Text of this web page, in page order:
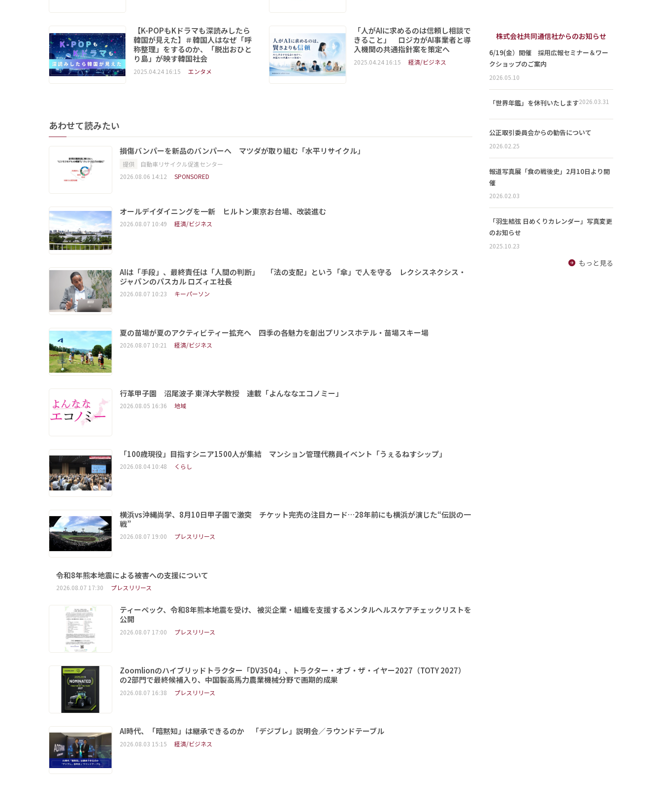
【K-POPもKドラマも深読みしたら
韓国が見えた】＃韓国人はなぜ「呼
称整理」をするのか、「脱出おひと
り島」が映す韓国社会
2025.04.24 16:15 エンタメ
「人がAIに求めるのは信頼し相談で
きること」 ロジカがAI事業者と導
入機関の共通指針案を策定へ
2025.04.24 16:15 経済/ビジネス
あわせて読みたい
損傷バンパーを新品のバンパーへ マツダが取り組む「水平リサイクル」
提供
自動車リサイクル促進センター
2026.08.06 14:12
SPONSORED
オールデイダイニングを一新 ヒルトン東京お台場、改装進む
2026.08.07 10:49 経済/ビジネス
AIは「手段」、最終責任は「人間の判断」 「法の支配」という「傘」で人を守る レクシスネクシス・
ジャパンのパスカル ロズィエ社長
2026.08.07 10:23 キーパーソン
夏の苗場が夏のアクティビティー拡充へ 四季の各魅力を創出プリンスホテル・苗場スキー場
2026.08.07 10:21 経済/ビジネス
行革甲子園 沼尾波子 東洋大学教授 連載「よんななエコノミー」
2026.08.05 16:36 地域
「100歳現役」目指すシニア1500人が集結 マンション管理代務員イベント「うぇるねすシップ」
2026.08.04 10:48 くらし
横浜vs沖縄尚学、8月10日甲子園で激突 チケット完売の注目カード…28年前にも横浜が演じた“伝説の一
戦”
2026.08.07 19:00 プレスリリース
令和8年熊本地震による被害への支援について
2026.08.07 17:30 プレスリリース
ティーペック、令和8年熊本地震を受け、 被災企業・組織を支援するメンタルヘルスケアチェックリストを
公開
2026.08.07 17:00 プレスリリース
Zoomlionのハイブリッドトラクター「DV3504」、トラクター・オブ・ザ・イヤー2027（TOTY 2027）
の2部門で最終候補入り、中国製高馬力農業機械分野で画期的成果
2026.08.07 16:38 プレスリリース
AI時代、「暗黙知」は継承できるのか 「デジブレ」説明会／ラウンドテーブル
2026.08.03 15:15 経済/ビジネス
株式会社共同通信社からのお知らせ
6/19(金）開催 採用広報セミナー＆ワー
クショップのご案内
2026.05.10
「世界年鑑」を休刊いたします2026.03.31
公正取引委員会からの勧告について
2026.02.25
報道写真展「食の戦後史」2月10日より開
催
2026.02.03
「羽生結弦 日めくりカレンダー」写真変更
のお知らせ
2025.10.23
もっと見る